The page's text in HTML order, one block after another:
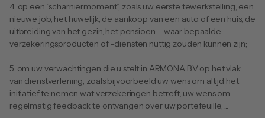
4. op een “scharniermoment”, zoals uw eerste tewerkstelling, een
nieuwe job, het huwelijk, de aankoop van een auto of een huis, de
uitbreiding van het gezin, het pensioen, ... waar bepaalde
verzekeringsproducten of -diensten nuttig zouden kunnen zijn;
​​​​​​​5. om uw verwachtingen die u stelt in ARMONA BV op het vlak
van dienstverlening, zoals bijvoorbeeld uw wens om altijd het
initiatief te nemen wat verzekeringen betreft, uw wens om
regelmatig feedback te ontvangen over uw portefeuille, ...